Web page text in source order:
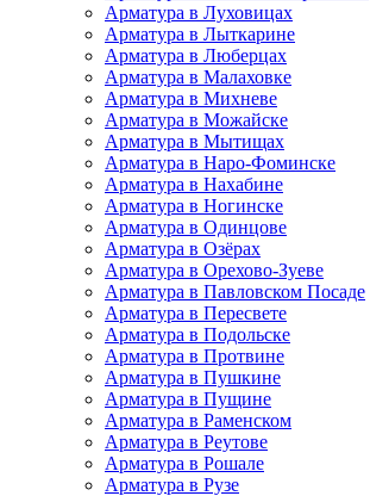
Арматура в Луховицах
Арматура в Лыткарине
Арматура в Люберцах
Арматура в Малаховке
Арматура в Михневе
Арматура в Можайске
Арматура в Мытищах
Арматура в Наро-Фоминске
Арматура в Нахабине
Арматура в Ногинске
Арматура в Одинцове
Арматура в Озёрах
Арматура в Орехово-Зуеве
Арматура в Павловском Посаде
Арматура в Пересвете
Арматура в Подольске
Арматура в Протвине
Арматура в Пушкине
Арматура в Пущине
Арматура в Раменском
Арматура в Реутове
Арматура в Рошале
Арматура в Рузе